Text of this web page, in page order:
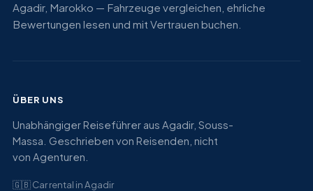
Agadir, Marokko — Fahrzeuge vergleichen, ehrliche
Bewertungen lesen und mit Vertrauen buchen.
ÜBER UNS
Unabhängiger Reiseführer aus Agadir, Souss-
Massa. Geschrieben von Reisenden, nicht
von Agenturen.
🇬🇧Car rental in Agadir